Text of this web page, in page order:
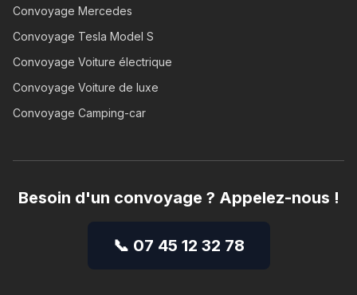
Convoyage Mercedes
Convoyage Tesla Model S
Convoyage Voiture électrique
Convoyage Voiture de luxe
Convoyage Camping-car
Besoin d'un convoyage ? Appelez-nous !
📞 07 45 12 32 78